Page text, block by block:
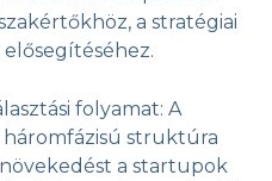
a stratégiai
folyamat: A
struktúra
a startupok